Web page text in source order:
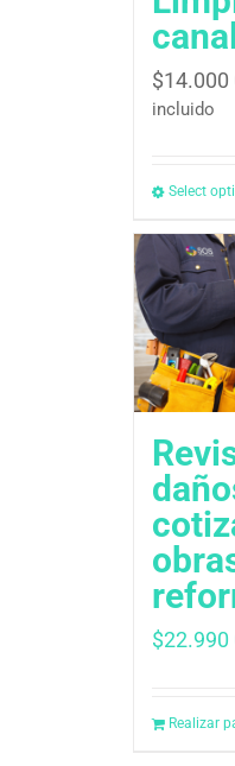
$14.000
incluido
Select
$22.990
Realizar